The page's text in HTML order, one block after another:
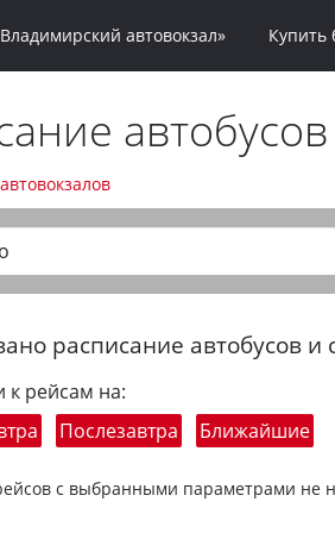
автовокзал» Купить
автобусов
расписание автобусов и
к рейсам на:
Послезавтра Ближайшие
с выбранными параметрами не